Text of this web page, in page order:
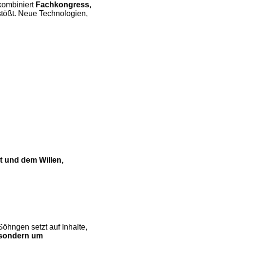
Fachkongress,
Neue Technologien,
und dem Willen,
setzt auf Inhalte,
um